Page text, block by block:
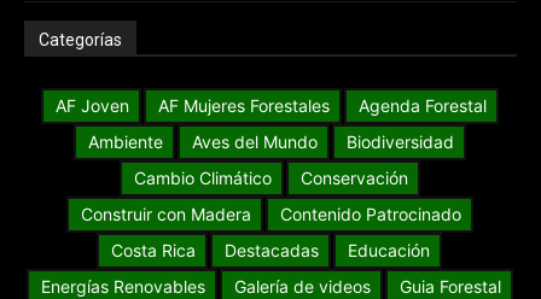
Categorías
AF Joven AF Mujeres Forestales
Agenda Forestal
Ambiente
Aves del Mundo
Biodiversidad
Cambio Climático
Conservación
Construir con Madera
Contenido Patrocinado
Costa Rica
Destacadas
Educación
Energías Renovables
Galería de videos
Guia Forestal